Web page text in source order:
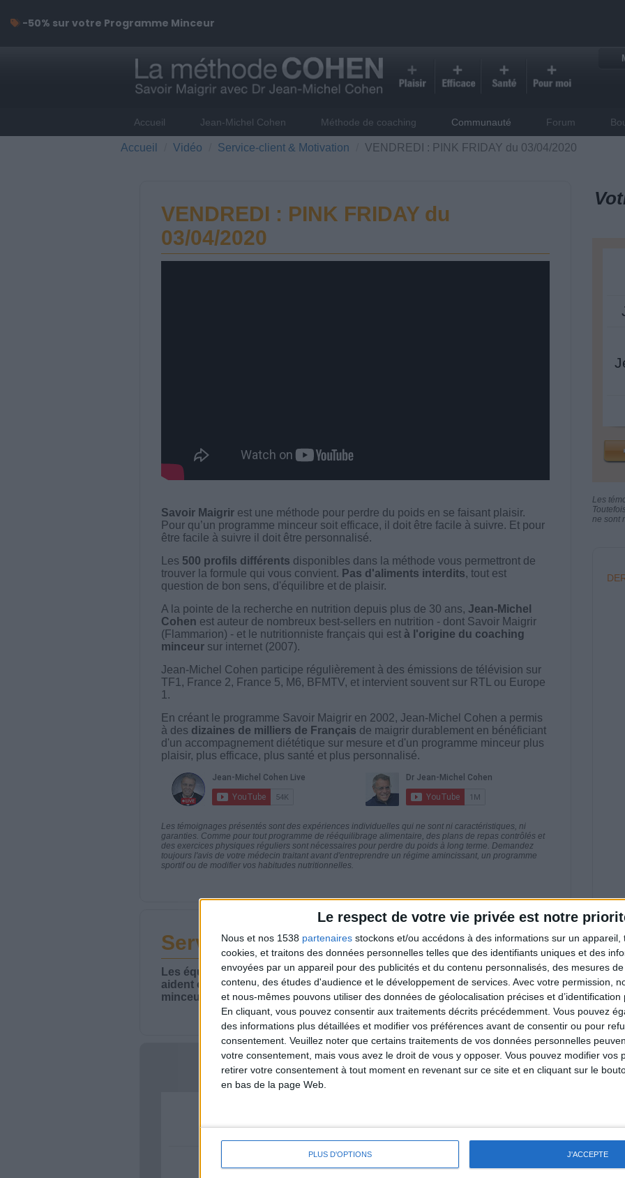
Le respect de votre vie privée est notre
Nous et nos 1538 partenaires stockons et/ou accédons à des informations sur un appareil,
cookies, et traitons des données personnelles telles que des identifiants uniques et des
envoyées par un appareil pour des publicités et du contenu personnalisés, des mesures
contenu, des études d'audience et le développement de services. Avec votre permission,
et nous-mêmes pouvons utiliser des données de géolocalisation précises et d’identification
En cliquant, vous pouvez consentir aux traitements décrits précédemment. Vous pouvez
des informations plus détaillées et modifier vos préférences avant de consentir ou pour
consentement. Veuillez noter que certains traitements de vos données personnelles
votre consentement, mais vous avez le droit de vous y opposer. Vous pouvez modifier vos
retirer votre consentement à tout moment en revenant sur ce site et en cliquant sur le
en bas de la page Web.
PLUS D'OPTIONS J'ACCEPTE
Accueil Jean-Michel Cohen Méthode de coaching Communauté Forum
Accueil Vidéo Service-client & Motivation VENDREDI : PINK FRIDAY du 03/04/2020
VENDREDI : PINK FRIDAY du
03/04/2020
Savoir Maigrirest une méthode pour perdre du poids en se faisant plaisir.
Pour qu’un programme minceur soit efficace, il doit être facile à suivre. Et pour
être facile à suivre il doit être personnalisé.
Les 500 profils différents disponibles dans la méthode vous permettront de
trouver la formule qui vous convient. Pas d'aliments interdits, tout est
question de bon sens, d'équilibre et de plaisir.
A la pointe de la recherche en nutrition depuis plus de 30 ans, Jean-Michel
Cohen est auteur de nombreux best-sellers en nutrition - dont Savoir Maigrir
(Flammarion) - et le nutritionniste français qui est à l'origine du coaching
minceursur internet (2007).
Jean-Michel Cohen participe régulièrement à des émissions de télévision sur
TF1, France 2, France 5, M6, BFMTV, et intervient souvent sur RTL ou Europe
1.
En créant le programme Savoir Maigrir en 2002, Jean-Michel Cohen a permis
à des dizaines de milliers de Français de maigrir durablement en bénéficiant
d'un accompagnement diététique sur mesure et d'un programme minceur plus
plaisir, plus efficace, plus santé et plus personnalisé.
Les témoignages présentés sont des expériences individuelles qui ne sont ni caractéristiques, ni
garanties. Comme pour tout programme de rééquilibrage alimentaire, des plans de repas contrôlés et
des exercices physiques réguliers sont nécessaires pour perdre du poids à long terme. Demandez
toujours l'avis de votre médecin traitant avant d'entreprendre un régime amincissant, un programme
sportif ou de modifier vos habitudes nutritionnelles.
Service-client & Motivation
Les équipes du Service-client et de la Communauté Savoir Maigrir vous
aident chaque semaine à vous rapprocher sereinement de votre objectif
minceur.
Votre bilan minceur(env. 2 min)
une femme
Je mesure cm
Les
ne sont
-50% sur votre Programme Minceur